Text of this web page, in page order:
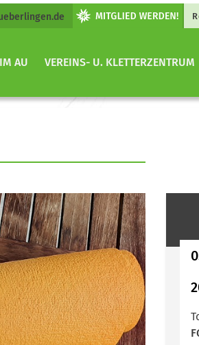
AU VEREINS- U. KLETTERZENTRUM